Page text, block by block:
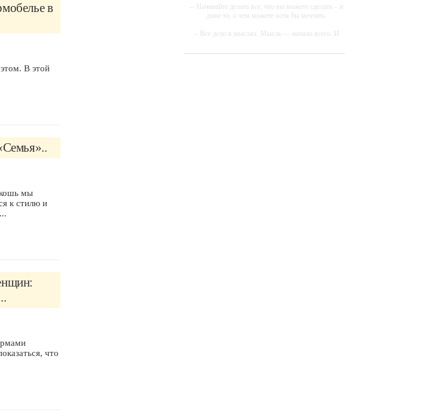
в
В этой
мы
к стилю и
что
-- Начинайте делать все, что вы можете сделать – и
даже то, о чем можете хотя бы мечтать.
-- Все дело в мыслях. Мысль — начало всего. И
дело совершенствования: работать над мыслями.